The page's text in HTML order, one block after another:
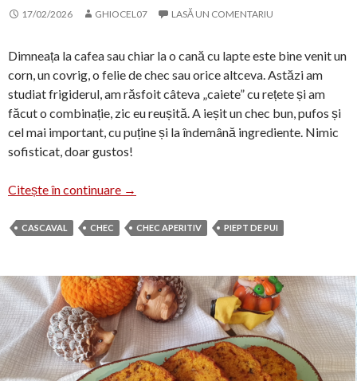
17/02/2026 GHIOCEL07 LASĂ UN COMENTARIU
Dimneața la cafea sau chiar la o cană cu lapte este bine venit un
corn, un covrig, o felie de chec sau orice altceva. Astăzi am
studiat frigiderul, am răsfoit câteva „caiete” cu rețete și am
făcut o combinație, zic eu reușită. A ieșit un chec bun, pufos și
cel mai important, cu puține și la îndemână ingrediente. Nimic
sofisticat, doar gustos!
Citește în continuare Chec cu piept de pui și cașcaval
→
CASCAVAL CHEC CHEC APERITIV PIEPT DE PUI